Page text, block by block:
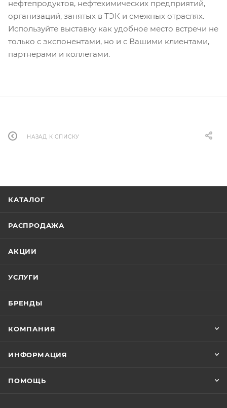
нефтепродуктов, нефтехимических предприятий,
организаций, занятых в ТЭК и смежных отраслях.
Используйте выставку как удобное место встречи не
только с экспонентами, но и с Вашими клиентами,
партнерами и коллегами.
НАЗАД К СПИСКУ
КАТАЛОГ
РАСПРОДАЖА
АКЦИИ
УСЛУГИ
БРЕНДЫ
КОМПАНИЯ
ИНФОРМАЦИЯ
ПОМОЩЬ